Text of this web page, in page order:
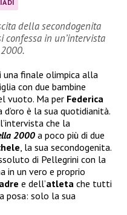
della secondogenita
confessa in un’intervista
una finale olimpica alla
con due bambine
vuoto. Ma per Federica
è la sua quotidianità.
che la
2000 a poco più di due
, la sua secondogenita.
di Pellegrini con la
in un vero e proprio
e dell’atleta che tutti
posa: solo la sua